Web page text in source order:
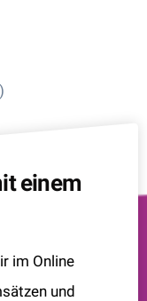
einem
im Online
und